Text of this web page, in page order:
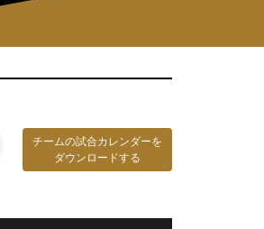
チームの試合カレンダーを
ダウンロードする